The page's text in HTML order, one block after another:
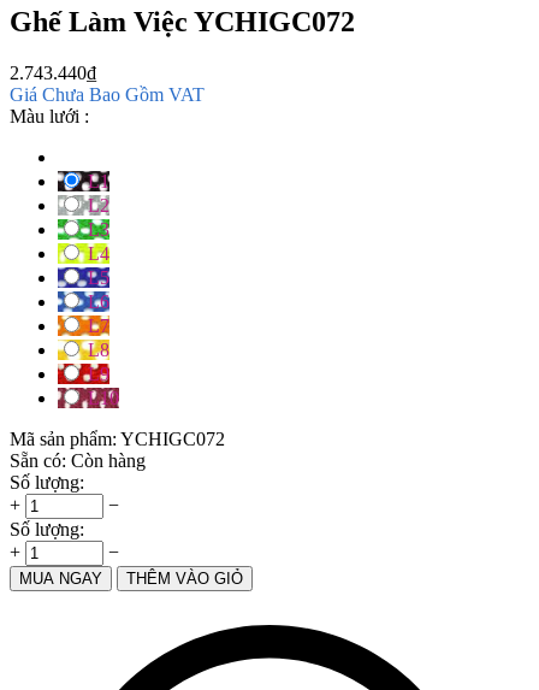
Ghế Làm Việc YCHIGC072
2.743.440₫
Giá Chưa Bao Gồm VAT
Màu lưới :
L1
L2
L3
L4
L5
L6
L7
L8
L9
L10
Mã sản phẩm: YCHIGC072
Sẵn có: Còn hàng
Số lượng:
+
−
Số lượng:
+
−
MUA NGAY THÊM VÀO GIỎ